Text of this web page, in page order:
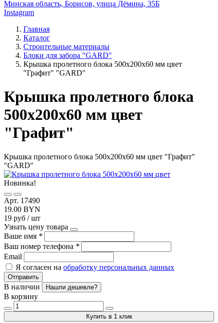
Минская область, Борисов, улица Дёмина, 35Б
Instagram
Главная
Каталог
Строительные материалы
Блоки для забора "GARD"
Крышка пролетного блока 500х200х60 мм цвет
"Графит" "GARD"
Крышка пролетного блока
500х200х60 мм цвет
"Графит"
Крышка пролетного блока 500х200х60 мм цвет "Графит"
"GARD"
Новинка!
Арт. 17490
19.00 BYN
19 руб / шт
Узнать цену товара
Ваше имя *
Ваш номер телефона *
Email
Я согласен на обработку персональных данных
Отправить
В наличии Нашли дешевле?
В корзину
Купить в 1 клик